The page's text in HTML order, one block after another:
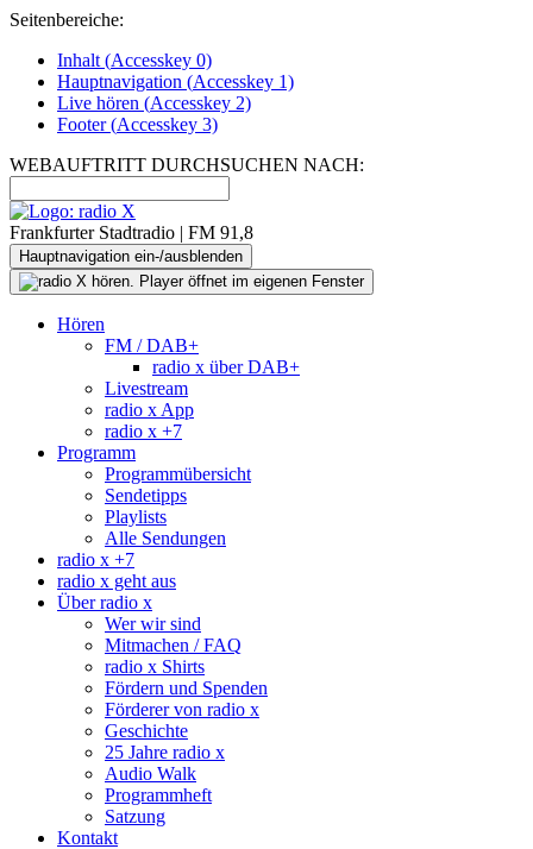
Seitenbereiche:
Inhalt (Accesskey 0)
Hauptnavigation (Accesskey 1)
Live hören (Accesskey 2)
Footer(Accesskey 3)
WEBAUFTRITT DURCHSUCHEN NACH:
Frankfurter Stadtradio | FM 91,8
Hauptnavigation ein-/ausblenden
Hören
FM / DAB+
radio x über DAB+
Livestream
radio x App
radio x +7
Programm
Programmübersicht
Sendetipps
Playlists
Alle Sendungen
radio x +7
radio x geht aus
Über radio x
Wer wir sind
Mitmachen / FAQ
radio x Shirts
Fördern und Spenden
Förderer von radio x
Geschichte
25 Jahre radio x
Audio Walk
Programmheft
Satzung
Kontakt